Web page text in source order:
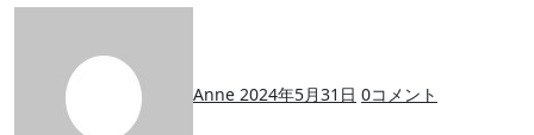
Anne 2024年5月31日 0コメント